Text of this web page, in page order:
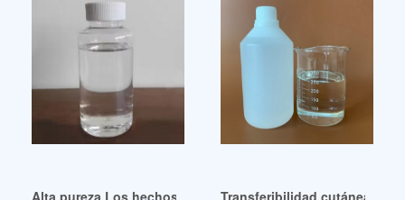
Alta pureza Los hechos sobre DEHP/DOPTransferibilidad cutánea de